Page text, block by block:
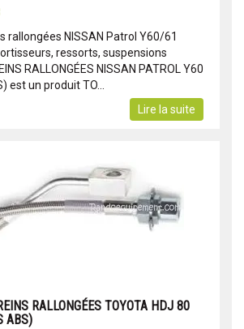
rallongées NISSAN Patrol Y60/61
ressorts, suspensions
RALLONGÉES NISSAN PATROL Y60
est un produit TO...
Lire la suite
RALLONGÉES TOYOTA HDJ 80
ABS)